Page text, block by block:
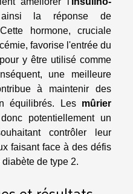
la réponse de
hormone, cruciale
favorise l'entrée du
y être utilisé comme
une meilleure
à maintenir des
équilibrés. Les mûrier
potentiellement un
contrôler leur
faisant face à des défis
de type 2.